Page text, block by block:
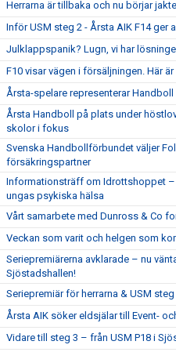
Herrarna är tillbaka och nu börjar
Inför USM steg 2 - Årsta AIK F14 ger
Julklappspanik? Lugn, vi har
F10 visar vägen i försäljningen. Här
Årsta-spelare representerar Handboll
Årsta Handboll på plats under
skolor i fokus
Svenska Handbollförbundet väljer
försäkringspartner
Informationsträff om Idrottshoppet
ungas psykiska hälsa
Vårt samarbete med Dunross & Co
Veckan som varit och helgen som
Seriepremiärerna avklarade – nu
Sjöstadshallen!
Seriepremiär för herrarna & USM
Årsta AIK söker eldsjälar till Event-
Vidare till steg 3 – från USM P18 i